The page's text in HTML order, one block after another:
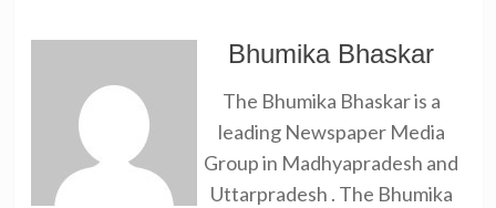
Bhumika Bhaskar
The Bhumika Bhaskar is a
leading Newspaper Media
Group in Madhyapradesh and
Uttarpradesh . The Bhumika